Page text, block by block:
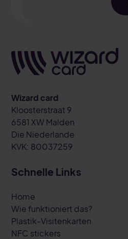
Wizard card
Kloosterstraat 9
6581 XW Malden
Die Niederlande
KVK: 80037259
Schnelle Links
Home
Wie funktioniert das?
Plastik-Visitenkarten
NFC stickers